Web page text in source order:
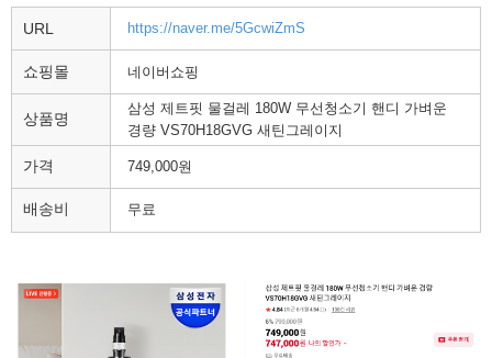
URL https://naver.me/5GcwiZmS
쇼핑몰 네이버쇼핑
상품명
삼성 제트핏 물걸레 180W 무선청소기 핸디 가벼운
경량 VS70H18GVG 새틴그레이지
가격 749,000원
배송비 무료